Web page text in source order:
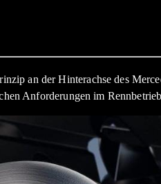
an der Hinterachse des
Anforderungen im